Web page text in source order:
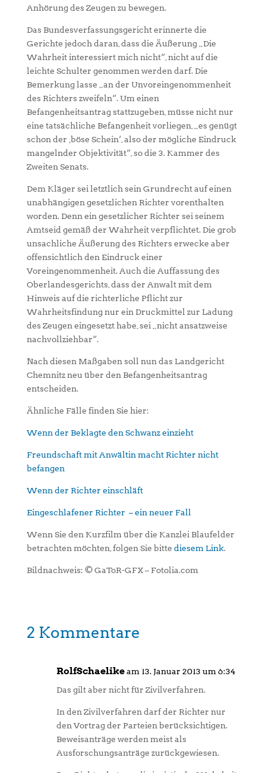
Anhörung des Zeugen zu bewegen.
Das Bundesverfassungsgericht erinnerte die
Gerichte jedoch daran, dass die Äußerung „Die
Wahrheit interessiert mich nicht“, nicht auf die
leichte Schulter genommen werden darf. Die
Bemerkung lasse „an der Unvoreingenommenheit
des Richters zweifeln“. Um einen
Befangenheitsantrag stattzugeben, müsse nicht nur
eine tatsächliche Befangenheit vorliegen, „es genügt
schon der ‚böse Schein‘, also der mögliche Eindruck
mangelnder Objektivität“, so die 3. Kammer des
Zweiten Senats.
Dem Kläger sei letztlich sein Grundrecht auf einen
unabhängigen gesetzlichen Richter vorenthalten
worden. Denn ein gesetzlicher Richter sei seinem
Amtseid gemäß der Wahrheit verpflichtet. Die grob
unsachliche Äußerung des Richters erwecke aber
offensichtlich den Eindruck einer
Voreingenommenheit. Auch die Auffassung des
Oberlandesgerichts, dass der Anwalt mit dem
Hinweis auf die richterliche Pflicht zur
Wahrheitsfindung nur ein Druckmittel zur Ladung
des Zeugen eingesetzt habe, sei „nicht ansatzweise
nachvollziehbar“.
Nach diesen Maßgaben soll nun das Landgericht
Chemnitz neu über den Befangenheitsantrag
entscheiden.
Ähnliche Fälle finden Sie hier:
Wenn der Beklagte den Schwanz einzieht
Freundschaft mit Anwältin macht Richter nicht
befangen
Wenn der Richter einschläft
Eingeschlafener Richter – ein neuer Fall
Wenn Sie den Kurzfilm über die Kanzlei Blaufelder
betrachten möchten, folgen Sie bitte diesem Link.
Bildnachweis: © GaToR-GFX – Fotolia.com
2 Kommentare
RolfSchaelike am 13. Januar 2013 um 6:34
Das gilt aber nicht für Zivilverfahren.
In den Zivilverfahren darf der Richter nur
den Vortrag der Parteien berücksichtigen.
Beweisanträge werden meist als
Ausforschungsanträge zurückgewiesen.